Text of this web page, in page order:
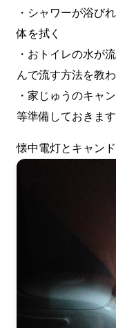
・シャワーが浴
体を拭く
・おトイレの水
んで流す方法を教
・家じゅうのキャ
等準備しておきます
懐中電灯とキャン